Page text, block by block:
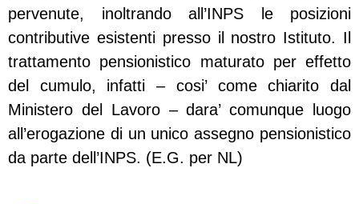
pervenute, inoltrando all’INPS le posizioni
contributive esistenti presso il nostro Istituto. Il
trattamento pensionistico maturato per effetto
del cumulo, infatti – cosi’ come chiarito dal
Ministero del Lavoro – dara’ comunque luogo
all’erogazione di un unico assegno pensionistico
da parte dell’INPS. (E.G. per NL)